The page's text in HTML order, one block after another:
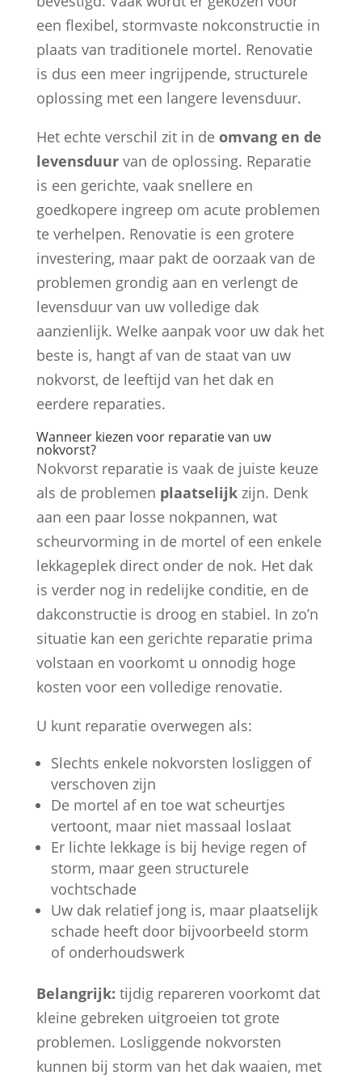
een flexibel, stormvaste nokconstructie in
plaats van traditionele mortel. Renovatie
is dus een meer ingrijpende, structurele
oplossing met een langere levensduur.
Het echte verschil zit in de omvang en de
levensduurvan de oplossing. Reparatie
is een gerichte, vaak snellere en
goedkopere ingreep om acute problemen
te verhelpen. Renovatie is een grotere
investering, maar pakt de oorzaak van de
problemen grondig aan en verlengt de
levensduur van uw volledige dak
aanzienlijk. Welke aanpak voor uw dak het
beste is, hangt af van de staat van uw
nokvorst, de leeftijd van het dak en
eerdere reparaties.
Wanneer kiezen voor reparatie van uw
nokvorst?
Nokvorst reparatie is vaak de juiste keuze
als de problemen plaatselijkzijn. Denk
aan een paar losse nokpannen, wat
scheurvorming in de mortel of een enkele
lekkageplek direct onder de nok. Het dak
is verder nog in redelijke conditie, en de
dakconstructie is droog en stabiel. In zo’n
situatie kan een gerichte reparatie prima
volstaan en voorkomt u onnodig hoge
kosten voor een volledige renovatie.
U kunt reparatie overwegen als:
Slechts enkele nokvorsten losliggen of
verschoven zijn
De mortel af en toe wat scheurtjes
vertoont, maar niet massaal loslaat
Er lichte lekkage is bij hevige regen of
storm, maar geen structurele
vochtschade
Uw dak relatief jong is, maar plaatselijk
schade heeft door bijvoorbeeld storm
of onderhoudswerk
Belangrijk: tijdig repareren voorkomt dat
kleine gebreken uitgroeien tot grote
problemen. Losliggende nokvorsten
kunnen bij storm van het dak waaien, met